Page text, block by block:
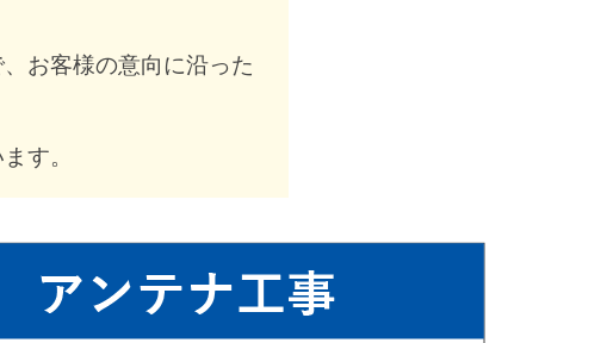
お客様の意向に沿った
す。